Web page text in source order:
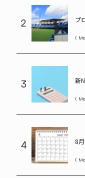
2
プ
3
新
4
8